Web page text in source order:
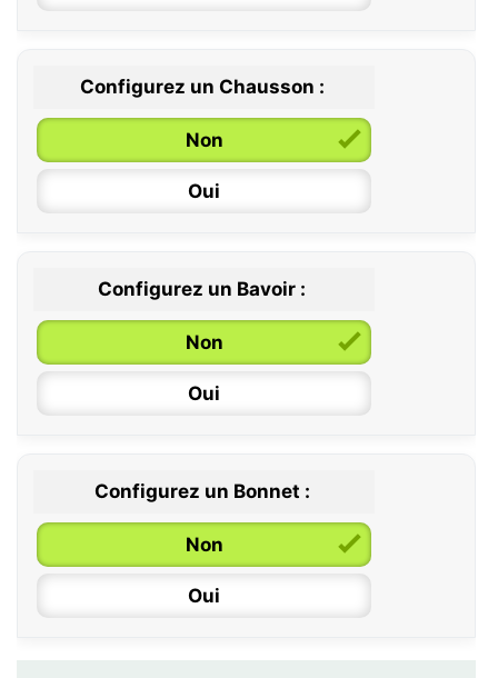
0 / 6 mois
6 / 12 mois
12 / 18 mois
Configurez un Chausson :
Non
Oui
Configurez un Bavoir :
Non
Oui
Configurez un Bonnet :
Non
Oui